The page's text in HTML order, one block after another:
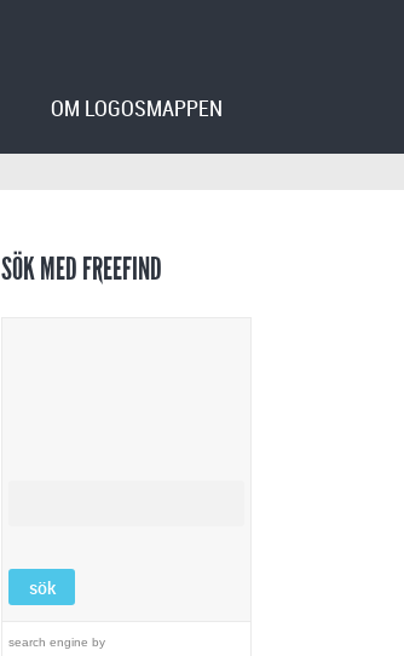
OM LOGOSMAPPEN
SÖK MED FREEFIND
search engine by